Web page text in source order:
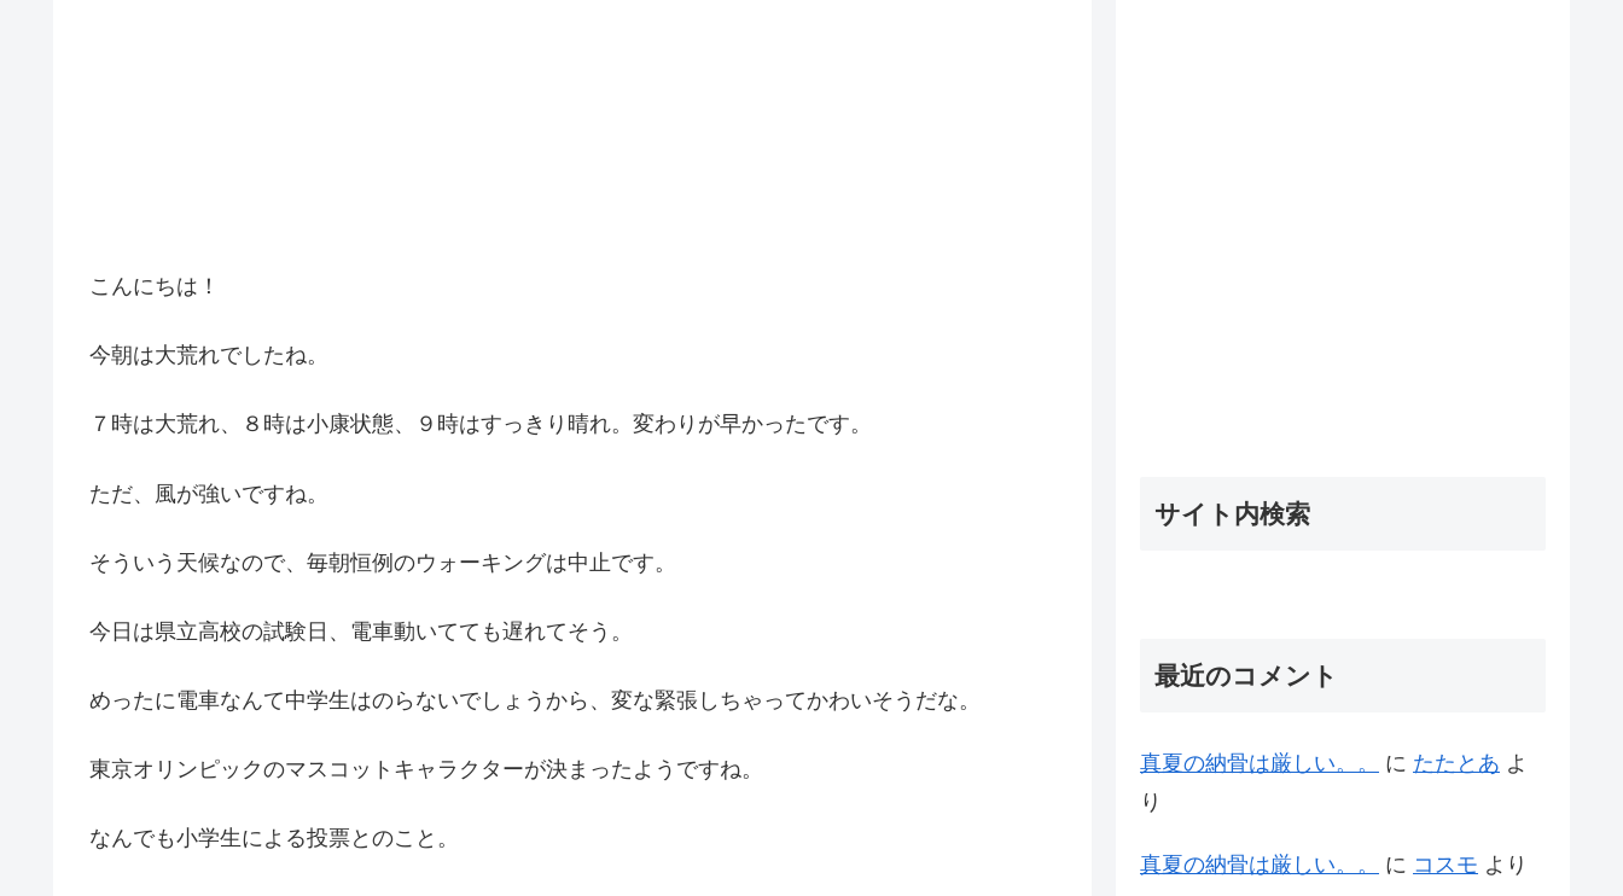
こんにちは！
今朝は大荒れでしたね。
７時は大荒れ、８時は小康状態、９時はすっきり晴れ。変わりが早かったです。
ただ、風が強いですね。
そういう天候なので、毎朝恒例のウォーキングは中止です。
今日は県立高校の試験日、電車動いてても遅れてそう。
めったに電車なんて中学生はのらないでしょうから、変な緊張しちゃってかわいそうだな。
東京オリンピックのマスコットキャラクターが決まったようですね。
なんでも小学生による投票とのこと。
サイト内検索
最近のコメント
真夏の納骨は厳しい。。 に たたとあ よ
り
真夏の納骨は厳しい。。 に コスモ より